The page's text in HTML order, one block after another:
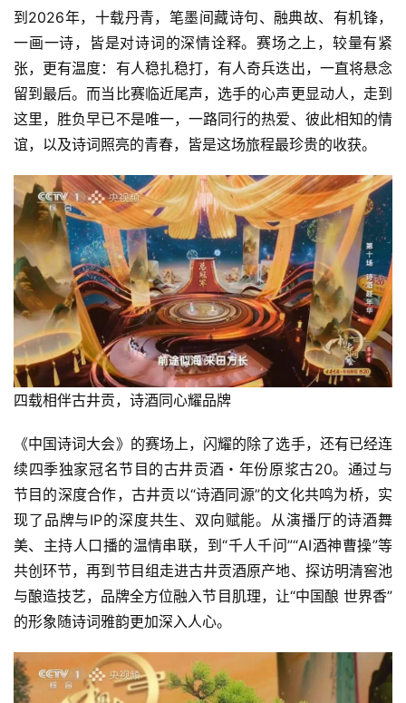
首
页
公
司
度
人
物
酒
观
活
动
动
态
视
频
登录 注册
到2026年，十载丹青，笔墨间藏诗句、融典故、有机锋，
一画一诗，皆是对诗词的深情诠释。赛场之上，较量有紧
张，更有温度：有人稳扎稳打，有人奇兵迭出，一直将悬念
留到最后。而当比赛临近尾声，选手的心声更显动人，走到
这里，胜负早已不是唯一，一路同行的热爱、彼此相知的情
谊，以及诗词照亮的青春，皆是这场旅程最珍贵的收获。
四载相伴古井贡，诗酒同心耀品牌
《中国诗词大会》的赛场上，闪耀的除了选手，还有已经连
续四季独家冠名节目的古井贡酒・年份原浆古20。通过与
节目的深度合作，古井贡以“诗酒同源”的文化共鸣为桥，实
现了品牌与IP的深度共生、双向赋能。从演播厅的诗酒舞
美、主持人口播的温情串联，到“千人千问”“AI酒神曹操”等
共创环节，再到节目组走进古井贡酒原产地、探访明清窖池
与酿造技艺，品牌全方位融入节目肌理，让“中国酿 世界香”
的形象随诗词雅韵更加深入人心。